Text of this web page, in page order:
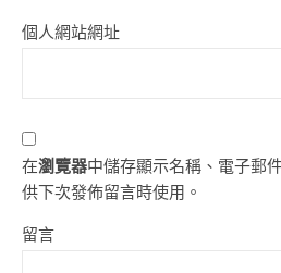
個人網站網址
在瀏覽器中儲存顯示名稱、電子郵
供下次發佈留言時使用。
留言